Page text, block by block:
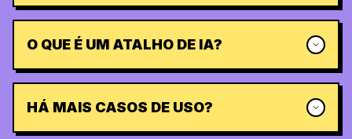
O QUE É UM ATALHO DE IA?
HÁ MAIS CASOS DE USO?